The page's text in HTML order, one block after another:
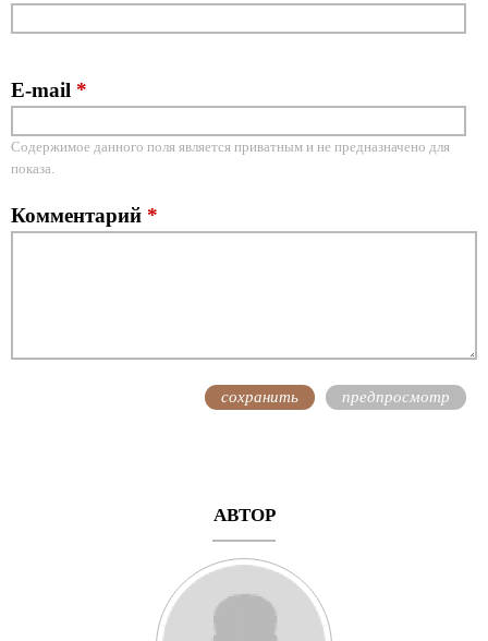
E-mail *
Содержимое данного поля является приватным и не предназначено для
показа.
Комментарий *
АВТОР